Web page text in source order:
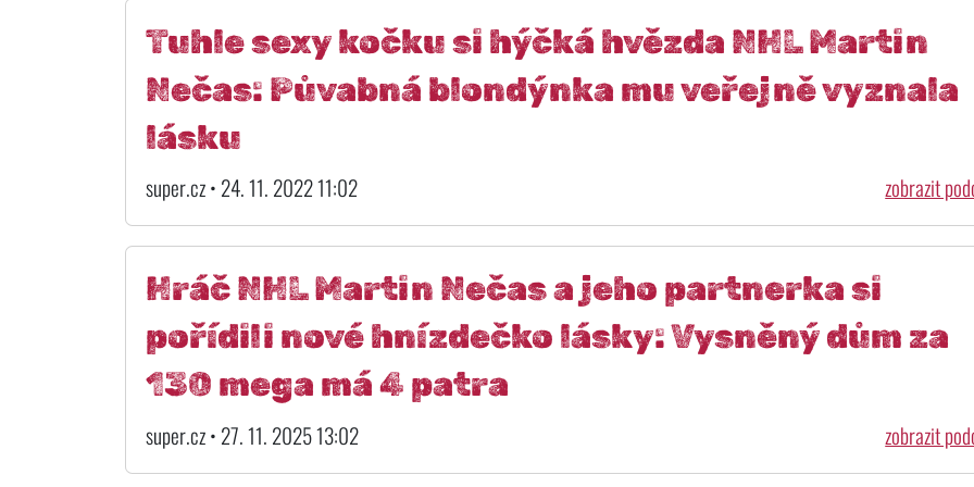
Tuhle sexy kočku si hýčká hvězda NHL Martin
Nečas: Půvabná blondýnka mu veřejně vyznala
lásku
super.cz • 24. 11. 2022 11:02 zobrazit
Hráč NHL Martin Nečas a jeho partnerka si
pořídili nové hnízdečko lásky: Vysněný dům za
130 mega má 4 patra
super.cz • 27. 11. 2025 13:02 zobrazit